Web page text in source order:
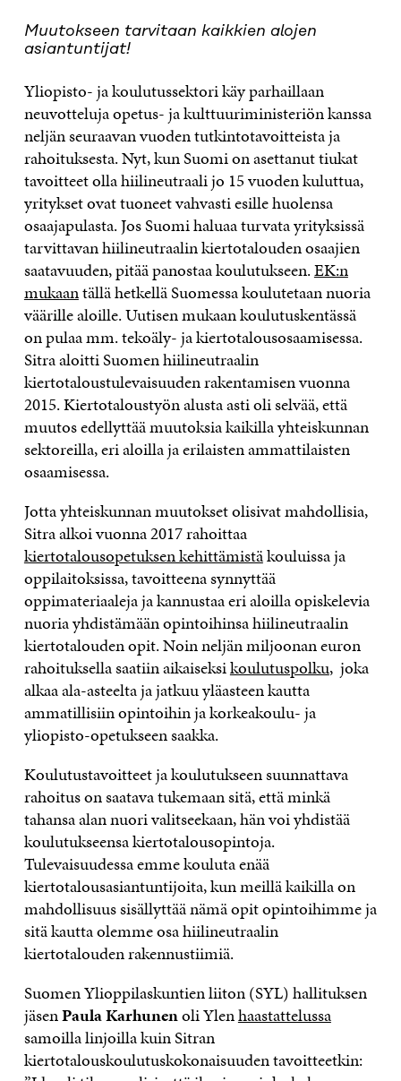
Muutokseen tarvitaan kaikkien alojen
asiantuntijat!
Yliopisto- ja koulutussektori käy parhaillaan
neuvotteluja opetus- ja kulttuuriministeriön kanssa
neljän seuraavan vuoden tutkintotavoitteista ja
rahoituksesta. Nyt, kun Suomi on asettanut tiukat
tavoitteet olla hiilineutraali jo 15 vuoden kuluttua,
yritykset ovat tuoneet vahvasti esille huolensa
osaajapulasta. Jos Suomi haluaa turvata yrityksissä
tarvittavan hiilineutraalin kiertotalouden osaajien
saatavuuden, pitää panostaa koulutukseen.EK:n
mukaantällä hetkellä Suomessa koulutetaan nuoria
väärille aloille. Uutisen mukaan koulutuskentässä
on pulaa mm. tekoäly- ja kiertotalousosaamisessa.
Sitra aloitti Suomen hiilineutraalin
kiertotaloustulevaisuuden rakentamisen vuonna
2015. Kiertotaloustyön alusta asti oli selvää, että
muutos edellyttää muutoksia kaikilla yhteiskunnan
sektoreilla, eri aloilla ja erilaisten ammattilaisten
osaamisessa.
Jotta yhteiskunnan muutokset olisivat mahdollisia,
Sitra alkoi vuonna 2017 rahoittaa
kiertotalousopetuksen kehittämistäkouluissa ja
oppilaitoksissa, tavoitteena synnyttää
oppimateriaaleja ja kannustaa eri aloilla opiskelevia
nuoria yhdistämään opintoihinsa hiilineutraalin
kiertotalouden opit. Noin neljän miljoonan euron
rahoituksella saatiin aikaiseksikoulutuspolku, joka
alkaa ala-asteelta ja jatkuu yläasteen kautta
ammatillisiin opintoihin ja korkeakoulu- ja
yliopisto-opetukseen saakka.
Koulutustavoitteet ja koulutukseen suunnattava
rahoitus on saatava tukemaan sitä, että minkä
tahansa alan nuori valitseekaan, hän voi yhdistää
koulutukseensa kiertotalousopintoja.
Tulevaisuudessa emme kouluta enää
kiertotalousasiantuntijoita, kun meillä kaikilla on
mahdollisuus sisällyttää nämä opit opintoihimme ja
sitä kautta olemme osa hiilineutraalin
kiertotalouden rakennustiimiä.
Suomen Ylioppilaskuntien liiton (SYL) hallituksen
jäsenPaula Karhunenoli Ylenhaastattelussa
samoilla linjoilla kuin Sitran
kiertotalouskoulutuskokonaisuuden tavoitteetkin: